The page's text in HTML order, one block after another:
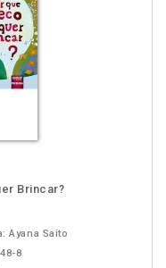
Brincar?
Ayana Saito
8